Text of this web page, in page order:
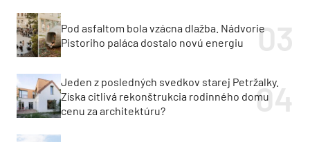
Pod asfaltom bola vzácna dlažba. Nádvorie
Pistoriho paláca dostalo novú energiu
Jeden z posledných svedkov starej Petržalky.
Získa citlivá rekonštrukcia rodinného domu
cenu za architektúru?